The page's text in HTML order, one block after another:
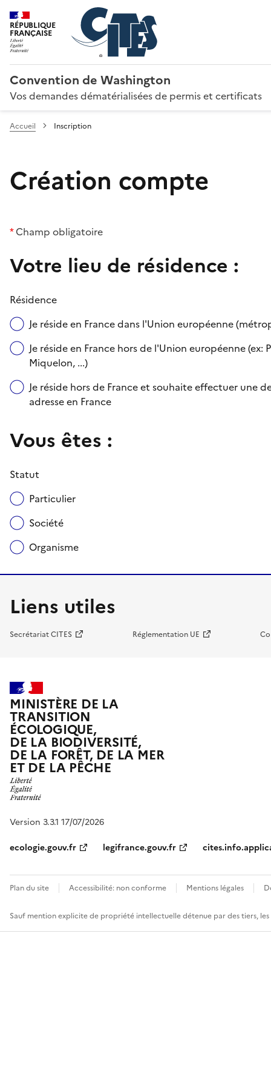
RÉPUBLIQUE
FRANÇAISE
Convention de Washington
Vos demandes dématérialisées de permis et certificats
Accueil Inscription
Création compte
*Champ obligatoire
Votre lieu de résidence :
Résidence
Je réside en France dans l'Union européenne
Je réside en France hors de l'Union européenne
Miquelon, ...)
Je réside hors de France et souhaite effectuer une
adresse en France
Vous êtes :
Statut
Particulier
Société
Organisme
Liens utiles
Secrétariat CITES Réglementation UE
MINISTÈRE DE LA
TRANSITION
ÉCOLOGIQUE,
DE LA BIODIVERSITÉ,
DE LA FORÊT, DE LA MER
ET DE LA PÊCHE
Version 3.3.1 17/07/2026
ecologie.gouv.fr
legifrance.gouv.fr
Plan du site Accessibilité: non conforme Mentions légales
Sauf mention explicite de propriété intellectuelle détenue par des tiers,